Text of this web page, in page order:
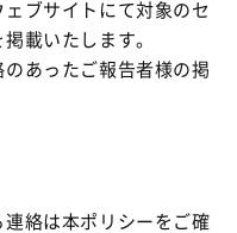
ブサイトにて対象のセ
載いたします。
あったご報告者様の掲
絡は本ポリシーをご確